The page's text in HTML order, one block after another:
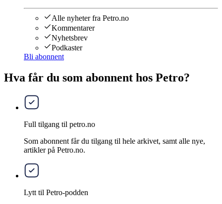
Alle nyheter fra Petro.no
Kommentarer
Nyhetsbrev
Podkaster
Bli abonnent
Hva får du som abonnent hos Petro?
Full tilgang til petro.no
Som abonnent får du tilgang til hele arkivet, samt alle nye,
artikler på Petro.no.
Lytt til Petro-podden